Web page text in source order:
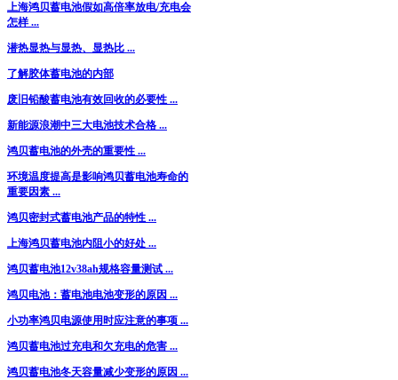
上海鸿贝蓄电池假如高倍率放电/充电会
怎样 ...
潜热显热与显热、显热比 ...
了解胶体蓄电池的内部
废旧铅酸蓄电池有效回收的必要性 ...
新能源浪潮中三大电池技术合格 ...
鸿贝蓄电池的外壳的重要性 ...
环境温度提高是影响鸿贝蓄电池寿命的
重要因素 ...
鸿贝密封式蓄电池产品的特性 ...
上海鸿贝蓄电池内阻小的好处 ...
鸿贝蓄电池12v38ah规格容量测试 ...
鸿贝电池：蓄电池电池变形的原因 ...
小功率鸿贝电源使用时应注意的事项 ...
鸿贝蓄电池过充电和欠充电的危害 ...
鸿贝蓄电池冬天容量减少变形的原因 ...